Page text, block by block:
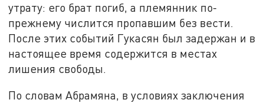
утрату: его брат погиб, а племянник по-
прежнему числится пропавшим без вести.
После этих событий Гукасян был задержан и в
настоящее время содержится в местах
лишения свободы.
По словам Абрамяна, в условиях заключения